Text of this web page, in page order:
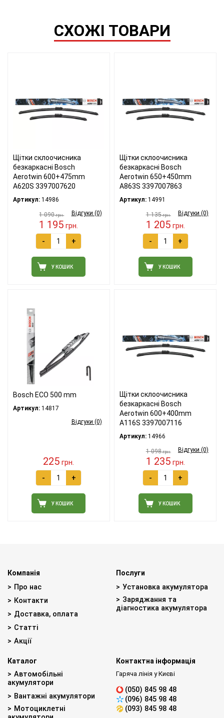
СХОЖІ ТОВАРИ
Щітки склоочисника
безкаркасні Bosch
Aerotwin 600+475mm
A620S 3397007620
Артикул: 14986
Відгуки (0)
1 090грн.
1 195 грн.
- +
У КОШИК
Щітки склоочисника
безкаркасні Bosch
Aerotwin 650+450mm
A863S 3397007863
Артикул: 14991
Відгуки (0)
1 135грн.
1 205грн.
- +
У КОШИК
Bosch ECO 500 mm
Артикул: 14817
Відгуки (0)
225 грн.
- +
У КОШИК
Щітки склоочисника
безкаркасні Bosch
Aerotwin 600+400mm
A116S 3397007116
Артикул: 14966
Відгуки (0)
1 098грн.
1 235грн.
- +
У КОШИК
Компанія
Про нас
Контакти
Доставка, оплата
Статті
Акції
Послуги
Установка акумулятора
Заряджання та
діагностика акумулятора
Каталог
Автомобільні
акумулятори
Вантажні акумулятори
Мотоциклетні
Контактна інформація
Гаряча лінія у Києві
(050) 845 98 48
(096) 845 98 48
(093) 845 98 48